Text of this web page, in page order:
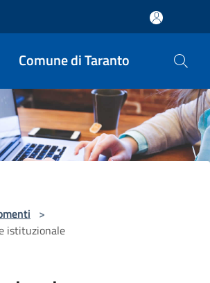
Comune di Taranto
>
istituzionale